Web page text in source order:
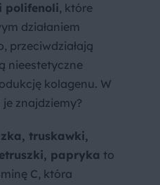
polifenoli, które
działaniem
przeciwdziałają
nieestetyczne
kolagenu. W
znajdziemy?
truskawki,
papryka to
C, która